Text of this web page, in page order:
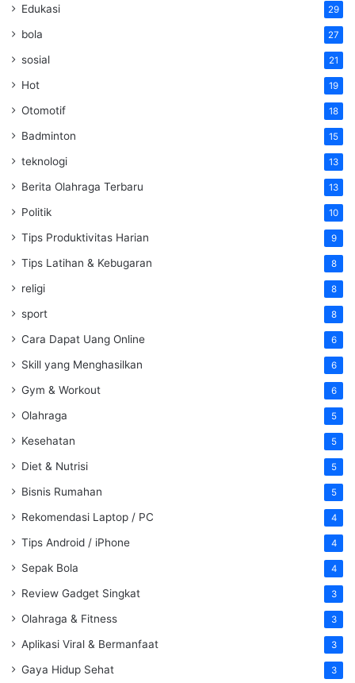
Edukasi 29
bola 27
sosial 21
Hot 19
Otomotif 18
Badminton 15
teknologi 13
Berita Olahraga Terbaru 13
Politik 10
Tips Produktivitas Harian 9
Tips Latihan & Kebugaran 8
religi 8
sport 8
Cara Dapat Uang Online 6
Skill yang Menghasilkan 6
Gym & Workout 6
Olahraga 5
Kesehatan 5
Diet & Nutrisi 5
Bisnis Rumahan 5
Rekomendasi Laptop / PC 4
Tips Android / iPhone 4
Sepak Bola 4
Review Gadget Singkat 3
Olahraga & Fitness 3
Aplikasi Viral & Bermanfaat 3
Gaya Hidup Sehat 3